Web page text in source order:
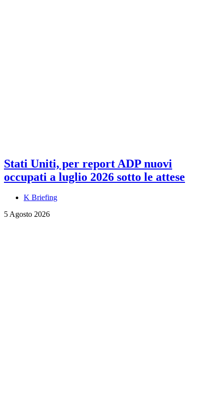
Stati Uniti, per report ADP nuovi
occupati a luglio 2026 sotto le attese
K Briefing
5 Agosto 2026